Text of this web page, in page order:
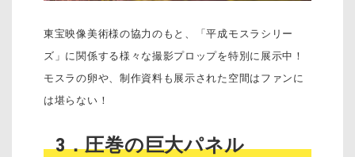
東宝映像美術様の協力のもと、「平成モスラシリー
ズ」に関係する様々な撮影プロップを特別に展示中！
モスラの卵や、制作資料も展示された空間はファンに
は堪らない！
3．圧巻の巨大パネル